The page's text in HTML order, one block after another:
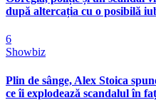
după altercația cu o posibilă
6
Showbiz
Plin de sânge, Alex Stoica
ce îi explodează scandalul în